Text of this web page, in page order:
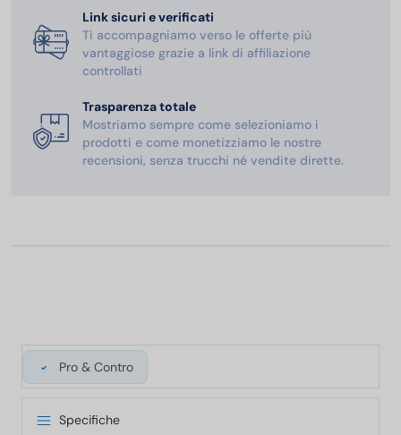
Link sicuri e verificati
Ti accompagniamo verso le offerte più
vantaggiose grazie a link di affiliazione
controllati
Trasparenza totale
Mostriamo sempre come selezioniamo i
prodotti e come monetizziamo le nostre
recensioni, senza trucchi né vendite dirette.
Pro & Contro
Specifiche